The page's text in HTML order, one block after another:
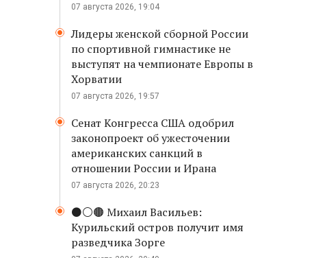
07 августа 2026, 19:04
Лидеры женской сборной России
по спортивной гимнастике не
выступят на чемпионате Европы в
Хорватии
07 августа 2026, 19:57
Сенат Конгресса США одобрил
законопроект об ужесточении
американских санкций в
отношении России и Ирана
07 августа 2026, 20:23
⚫️⚪️🟤 Михаил Васильев:
Курильский остров получит имя
разведчика Зорге